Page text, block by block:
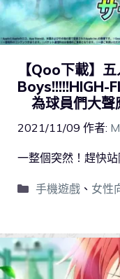
【Qoo下載】
Boys!!!!!HIGH-
為球員們大聲
2021/11/09 作者:
一整個突然！趕快
手機遊戲、 女性